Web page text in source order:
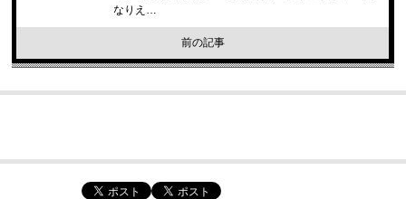
なりえ…
前の記事